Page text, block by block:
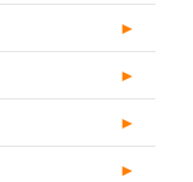
►
►
►
►